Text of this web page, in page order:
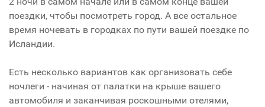
поездки, чтобы посмотреть город. А все остальное
время ночевать в городках по пути вашей поездке по
Исландии.
Есть несколько вариантов как организовать себе
ночлеги - начиная от палатки на крыше вашего
автомобиля и заканчивая роскошными отелями,